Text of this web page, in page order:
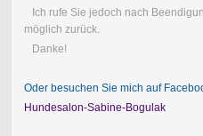
Ich rufe Sie jedoch nach
möglich zurück.
Danke!
Oder besuchen Sie mich auf
Hundesalon-Sabine-Bogulak